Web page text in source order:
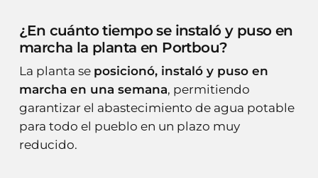
¿En cuánto tiempo se instaló y puso en
marcha la planta en Portbou?
La planta se posicionó, instaló y puso en
marcha en una semana, permitiendo
garantizar el abastecimiento de agua potable
para todo el pueblo en un plazo muy
reducido.